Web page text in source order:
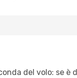
del volo: se è